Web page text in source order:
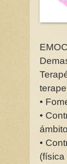
•
•
•
(física